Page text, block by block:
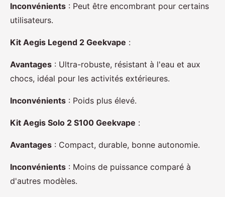
Inconvénients : Peut être encombrant pour certains
utilisateurs.
Kit Aegis Legend 2 Geekvape :
Avantages : Ultra-robuste, résistant à l'eau et aux
chocs, idéal pour les activités extérieures.
Inconvénients : Poids plus élevé.
Kit Aegis Solo 2 S100 Geekvape :
Avantages : Compact, durable, bonne autonomie.
Inconvénients : Moins de puissance comparé à
d'autres modèles.